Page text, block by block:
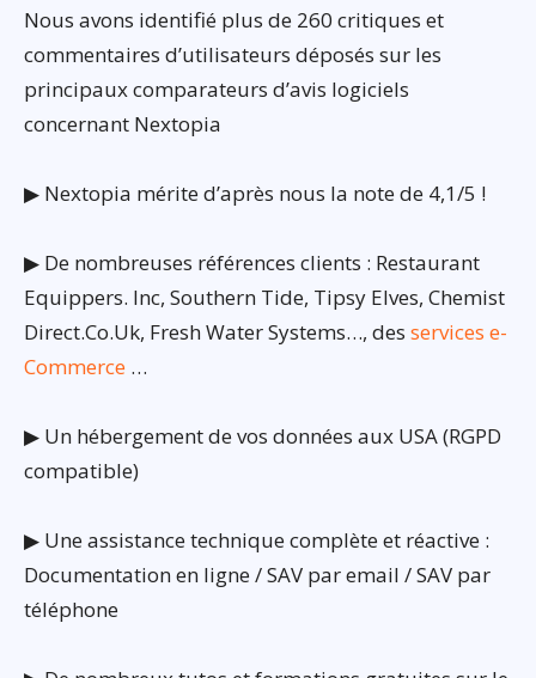
Nous avons identifié plus de 260 critiques et
commentaires d’utilisateurs déposés sur les
principaux comparateurs d’avis logiciels
concernant Nextopia
▶ Nextopia mérite d’après nous la note de 4,1/5 !
▶ De nombreuses références clients : Restaurant
Equippers. Inc, Southern Tide, Tipsy Elves, Chemist
Direct.Co.Uk, Fresh Water Systems…, des services e-
Commerce …
▶ Un hébergement de vos données aux USA (RGPD
compatible)
▶ Une assistance technique complète et réactive :
Documentation en ligne / SAV par email / SAV par
téléphone